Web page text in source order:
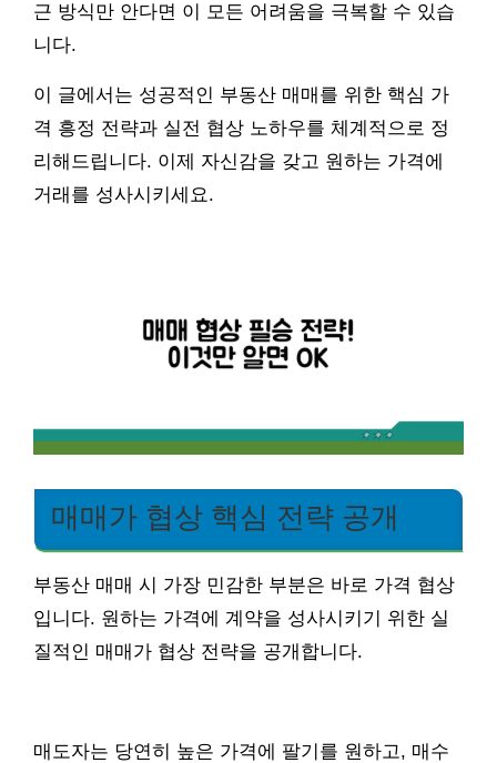
근 방식만 안다면 이 모든 어려움을 극복할 수 있습
니다.
이 글에서는 성공적인 부동산 매매를 위한 핵심 가
격 흥정 전략과 실전 협상 노하우를 체계적으로 정
리해드립니다. 이제 자신감을 갖고 원하는 가격에
거래를 성사시키세요.
매매가 협상 핵심 전략 공개
부동산 매매 시 가장 민감한 부분은 바로 가격 협상
입니다. 원하는 가격에 계약을 성사시키기 위한 실
질적인 매매가 협상 전략을 공개합니다.
매도자는 당연히 높은 가격에 팔기를 원하고, 매수